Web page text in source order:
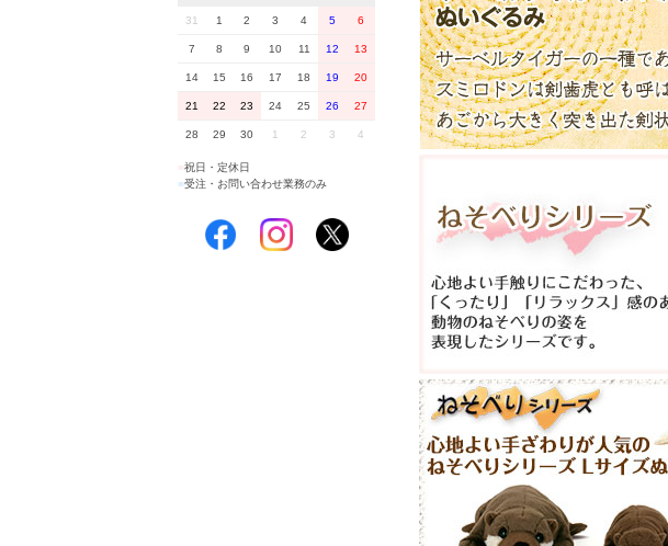
31 1 2 3 4 5 6
7 8 9 10 11 12 13
14 15 16 17 18 19 20
21 22 23 24 25 26 27
28 29 30 1 2 3 4
祝日・定休日
■受注・お問い合わせ業務のみ